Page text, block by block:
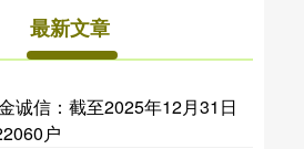
最新文章
诚信：截至2025年12月31日
户